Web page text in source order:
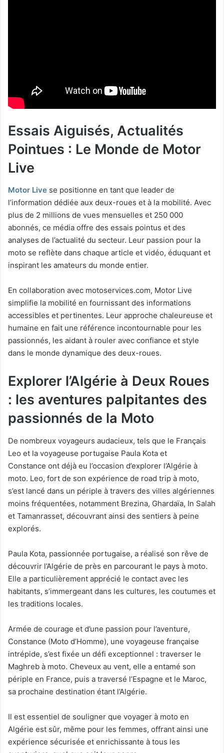
Essais Aiguisés, Actualités
Pointues : Le Monde de Motor
Live
Motor Live se positionne en tant que leader de
l’information dédiée aux deux-roues et à la mobilité. Avec
plus de 2 millions de vues mensuelles et 250 000
abonnés, ce média offre des essais pointus et des
analyses de l’actualité du secteur. Leur passion pour la
moto se reflète dans chaque article et vidéo, éduquant et
inspirant les amateurs du monde entier.
En collaboration avec motoservices.com, Motor Live
simplifie la mobilité en fournissant des informations
accessibles et pertinentes. Leur approche chaleureuse et
humaine en fait une référence incontournable pour les
passionnés, les aidant à rouler avec confiance et style
dans le monde dynamique des deux-roues.
Explorer l’Algérie à Deux Roues
: les aventures palpitantes des
passionnés de la Moto
De nombreux voyageurs audacieux, tels que le Français
Leo et la voyageuse portugaise Paula Kota et
Constance ont déjà eu l’occasion d’explorer l’Algérie à
moto. Leo, fort de son expérience de road trip à moto,
s’est lancé dans un périple à travers des villes algériennes
moins fréquentées, notamment Brezina, Ghardaïa, In Salah
et Tamanrasset, découvrant ainsi des sentiers à peine
explorés.
Paula Kota, passionnée portugaise, a réalisé son rêve de
découvrir l’Algérie de près en parcourant le pays à moto.
Elle a particulièrement apprécié le contact avec les
habitants, s’immergeant dans les cultures, les coutumes et
les traditions locales.
Armée de courage et d’une passion pour l’aventure,
Constance (Moto d’Homme), une voyageuse française
intrépide, s’est fixée un défi exceptionnel : traverser le
Maghreb à moto. Cheveux au vent, elle a entamé son
périple en France, puis a traversé l’Espagne et le Maroc,
sa prochaine destination étant l’Algérie.
Il est essentiel de souligner que voyager à moto en
Algérie est sûr, même pour les femmes, offrant ainsi une
expérience sécurisée et enrichissante à tous les